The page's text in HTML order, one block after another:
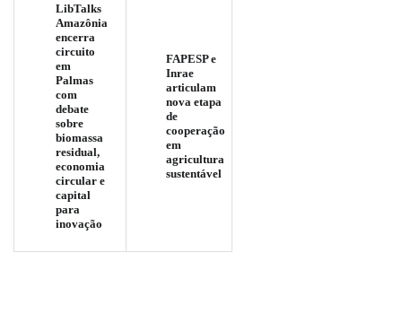
LibTalks
Amazônia
encerra
circuito
em
Palmas
com
debate
sobre
biomassa
residual,
economia
circular e
capital
para
inovação
FAPESP e
Inrae
articulam
nova etapa
de
cooperação
em
agricultura
sustentável